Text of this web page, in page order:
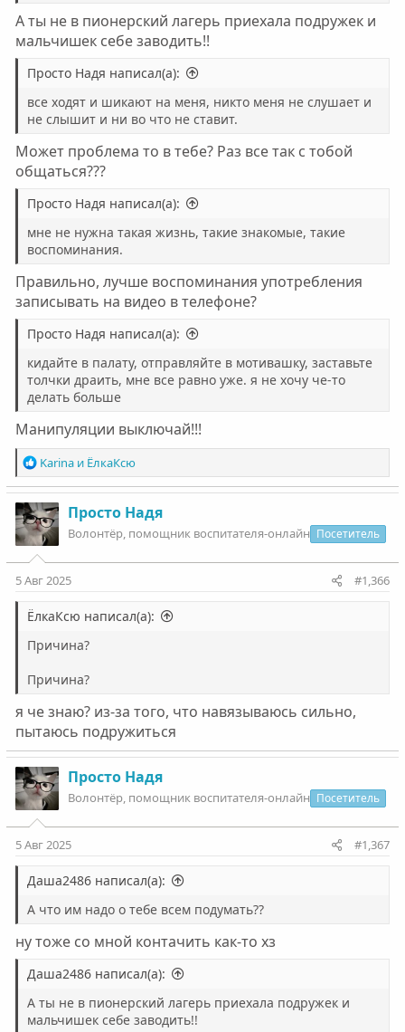
А ты не в пионерский лагерь приехала подружек и
мальчишек себе заводить!!
Просто Надя написал(а):
все ходят и шикают на меня, никто меня не слушает и
не слышит и ни во что не ставит.
Может проблема то в тебе? Раз все так с тобой
общаться???
Просто Надя написал(а):
мне не нужна такая жизнь, такие знакомые, такие
воспоминания.
Правильно, лучше воспоминания употребления
записывать на видео в телефоне?
Просто Надя написал(а):
кидайте в палату, отправляйте в мотивашку, заставьте
толчки драить, мне все равно уже. я не хочу че-то
делать больше
Манипуляции выключай!!!
Р
е
а
к
ц
и
и
:
Karinаи ЁлкаКсю
Просто Надя
Волонтëр, помощник воспитателя-онлайн Посетитель
5 Авг 2025 #1,366
ЁлкаКсю написал(а):
Причина?
Причина?
я че знаю? из-за того, что навязываюсь сильно,
пытаюсь подружиться
Просто Надя
Волонтëр, помощник воспитателя-онлайн Посетитель
5 Авг 2025 #1,367
Даша2486 написал(а):
А что им надо о тебе всем подумать??
ну тоже со мной контачить как-то хз
Даша2486 написал(а):
А ты не в пионерский лагерь приехала подружек и
мальчишек себе заводить!!